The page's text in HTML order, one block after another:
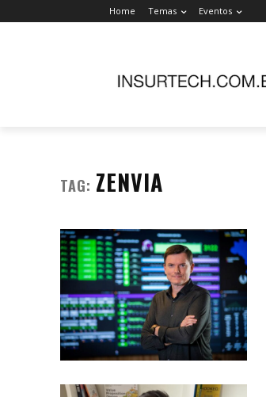
Home Temas Eventos
TAG: ZENVIA